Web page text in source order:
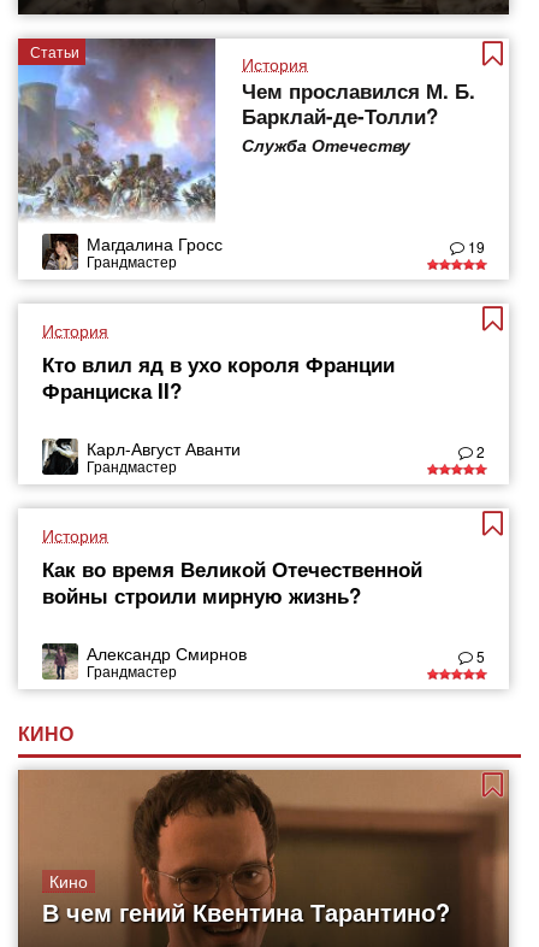
Статьи
История
Чем прославился М. Б.
Барклай-де-Толли?
Служба Отечеству
Магдалина Гросс
Грандмастер
19
История
Кто влил яд в ухо короля Франции
Франциска II?
Карл-Август Аванти
Грандмастер
2
История
Как во время Великой Отечественной
войны строили мирную жизнь?
Александр Смирнов
Грандмастер
5
КИНО
Кино
В чем гений Квентина Тарантино?